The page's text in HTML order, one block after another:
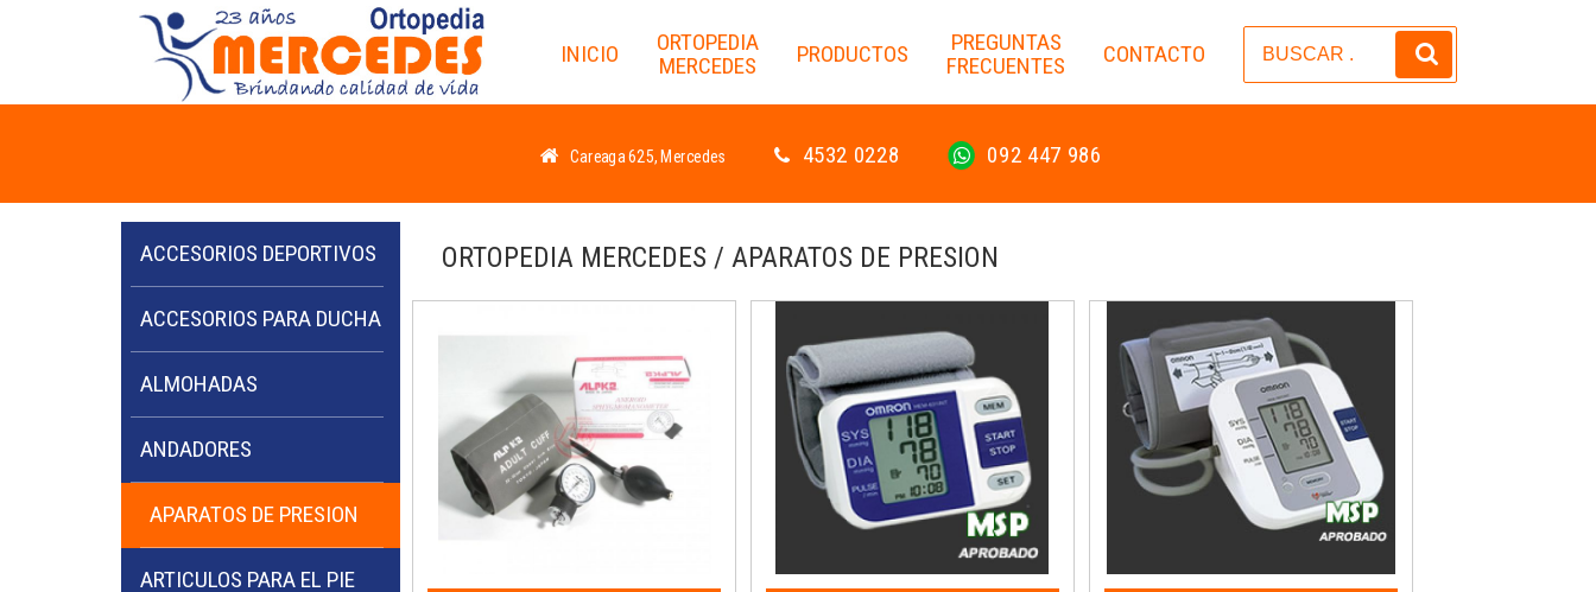
INICIO
ORTOPEDIA
MERCEDES
PRODUCTOS
PREGUNTAS
FRECUENTES
CONTACTO
Careaga 625, Mercedes 4532 0228 092 447 986
ACCESORIOS DEPORTIVOS
ACCESORIOS PARA DUCHA
ALMOHADAS
ANDADORES
APARATOS DE PRESION
ARTICULOS PARA EL PIE
ORTOPEDIA MERCEDES / APARATOS DE PRESION